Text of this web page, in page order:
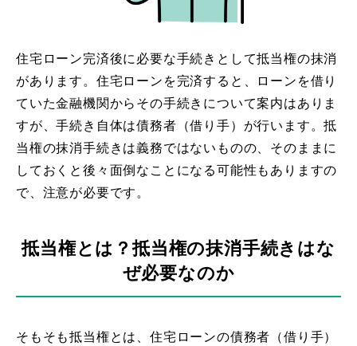
住宅ローン完済後に必要な手続きとして抵当権の抹消
があります。住宅ローンを完済すると、ローンを借り
ていた金融機関からその手続きについて案内はありま
すが、手続き自体は債務者（借り手）が行います。抵
当権の抹消手続きは義務ではないものの、そのままに
しておくと後々面倒なことになる可能性もありますの
で、注意が必要です。
抵当権とは？抵当権の抹消手続きはな
ぜ必要なのか
そもそも抵当権とは、住宅ローンの債務者（借り手）